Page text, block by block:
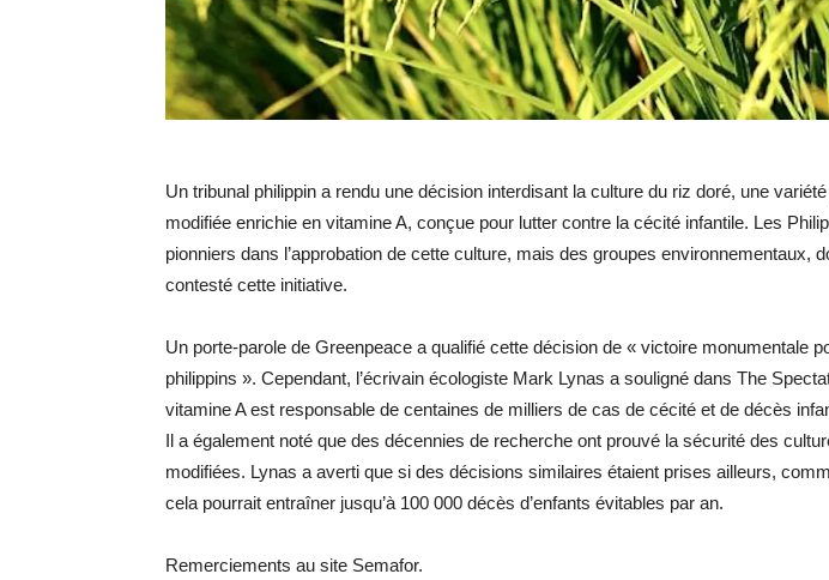
Un tribunal philippin a rendu une décision interdisant la culture du riz doré, une
modifiée enrichie en vitamine A, conçue pour lutter contre la cécité infantile. Les
pionniers dans l’approbation de cette culture, mais des groupes environnementaux,
contesté cette initiative.
Un porte-parole de Greenpeace a qualifié cette décision de « victoire monumentale
philippins ». Cependant, l’écrivain écologiste Mark Lynas a souligné dans The
vitamine A est responsable de centaines de milliers de cas de cécité et de décès
Il a également noté que des décennies de recherche ont prouvé la sécurité des
modifiées. Lynas a averti que si des décisions similaires étaient prises ailleurs,
cela pourrait entraîner jusqu’à 100 000 décès d’enfants évitables par an.
Remerciements au site Semafor.